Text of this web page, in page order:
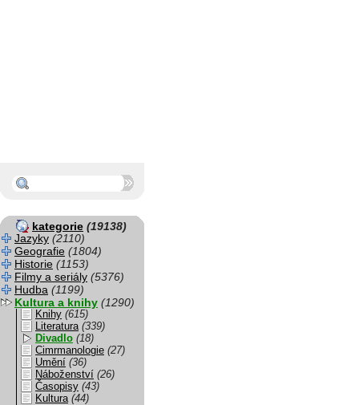
kategorie (19138)
Jazyky (2110)
Geografie (1804)
Historie (1153)
Filmy a seriály (5376)
Hudba (1199)
Kultura a knihy (1290)
Knihy (615)
Literatura (339)
Divadlo (18)
Cimrmanologie (27)
Umění (36)
Náboženství (26)
Časopisy (43)
Kultura (44)